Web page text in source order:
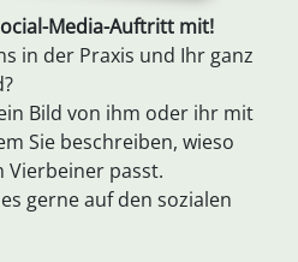
Media-Auftritt mit!
in der Praxis und Ihr ganz
Bild von ihm oder ihr mit
Sie beschreiben, wieso
Vierbeiner passt.
gerne auf den sozialen